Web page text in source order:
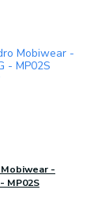
-
MP02S